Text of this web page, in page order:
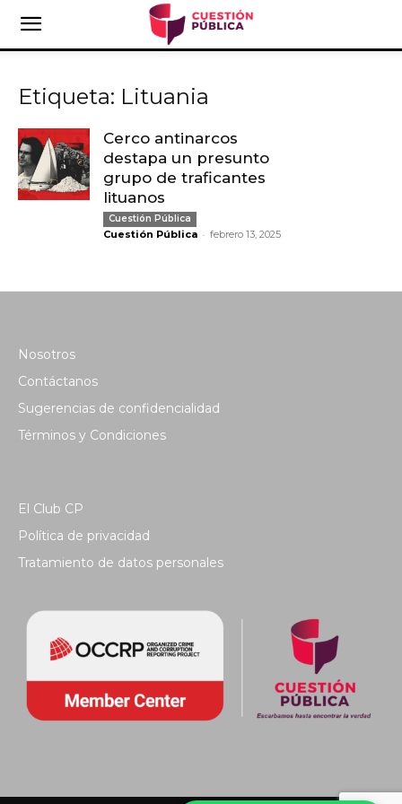
Etiqueta: Lituania
Cerco antinarcos
destapa un presunto
grupo de traficantes
lituanos
Cuestión Pública
Cuestión Pública - febrero 13, 2025
Nosotros
Contáctanos
Sugerencias de confidencialidad
Términos y Condiciones
El Club CP
Política de privacidad
Tratamiento de datos personales